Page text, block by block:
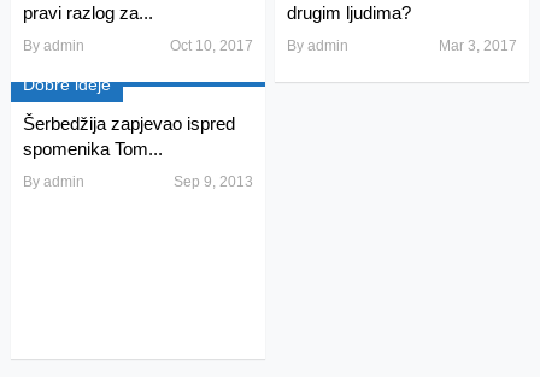
pravi razlog za...
By admin Oct 10, 2017
drugim ljudima?
Byadmin Mar 3, 2017
Dobre ideje
Šerbedžija zapjevao ispred
spomenika Tom...
By admin Sep 9, 2013